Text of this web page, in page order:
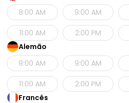
8:00 AM
9:00 AM
11:00 AM 2:00 PM
Alemão
8:00 AM
9:00 AM
11:00 AM 2:00 PM
Francês